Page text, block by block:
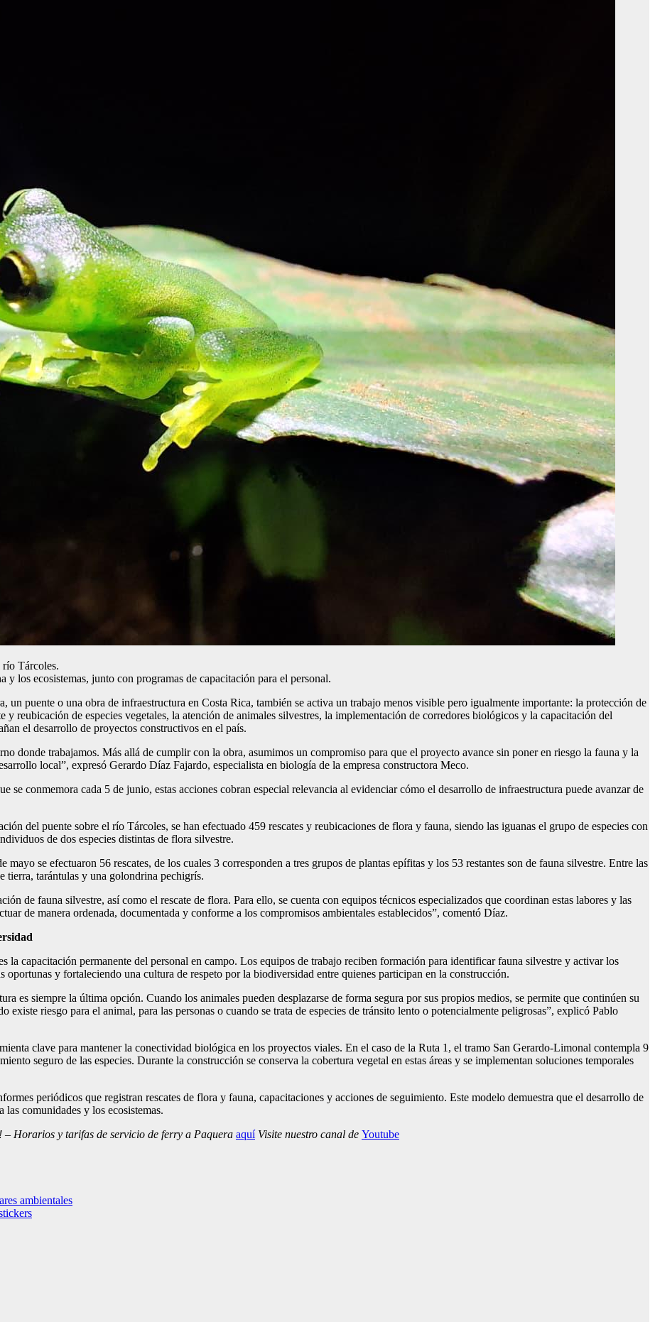
río Tárcoles.
los ecosistemas, junto con programas de capacitación para el personal.
un puente o una obra de infraestructura en Costa Rica, también se activa un trabajo menos visible pero igualmente importante: la protección de
y reubicación de especies vegetales, la atención de animales silvestres, la implementación de corredores biológicos y la capacitación del
el desarrollo de proyectos constructivos en el país.
donde trabajamos. Más allá de cumplir con la obra, asumimos un compromiso para que el proyecto avance sin poner en riesgo la fauna y la
local”, expresó Gerardo Díaz Fajardo, especialista en biología de la empresa constructora Meco.
conmemora cada 5 de junio, estas acciones cobran especial relevancia al evidenciar cómo el desarrollo de infraestructura puede avanzar de
del puente sobre el río Tárcoles, se han efectuado 459 rescates y reubicaciones de flora y fauna, siendo las iguanas el grupo de especies con
de dos especies distintas de flora silvestre.
se efectuaron 56 rescates, de los cuales 3 corresponden a tres grupos de plantas epífitas y los 53 restantes son de fauna silvestre. Entre las
tierra, tarántulas y una golondrina pechigrís.
de fauna silvestre, así como el rescate de flora. Para ello, se cuenta con equipos técnicos especializados que coordinan estas labores y las
de manera ordenada, documentada y conforme a los compromisos ambientales establecidos”, comentó Díaz.
la capacitación permanente del personal en campo. Los equipos de trabajo reciben formación para identificar fauna silvestre y activar los
oportunas y fortaleciendo una cultura de respeto por la biodiversidad entre quienes participan en la construcción.
es siempre la última opción. Cuando los animales pueden desplazarse de forma segura por sus propios medios, se permite que continúen su
riesgo para el animal, para las personas o cuando se trata de especies de tránsito lento o potencialmente peligrosas”, explicó Pablo
clave para mantener la conectividad biológica en los proyectos viales. En el caso de la Ruta 1, el tramo San Gerardo-Limonal contempla 9
seguro de las especies. Durante la construcción se conserva la cobertura vegetal en estas áreas y se implementan soluciones temporales
periódicos que registran rescates de flora y fauna, capacitaciones y acciones de seguimiento. Este modelo demuestra que el desarrollo de
las comunidades y los ecosistemas.
– Horarios y tarifas de servicio de ferry a Paquera aquíVisite nuestro canal de Youtube
ambientales